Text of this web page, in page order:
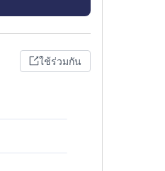
ใช้ร่วมกัน